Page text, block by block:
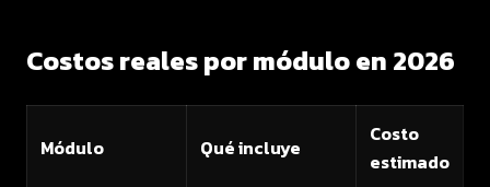
Costos reales por módulo en 2026
Módulo Qué incluye
Costo
estimado